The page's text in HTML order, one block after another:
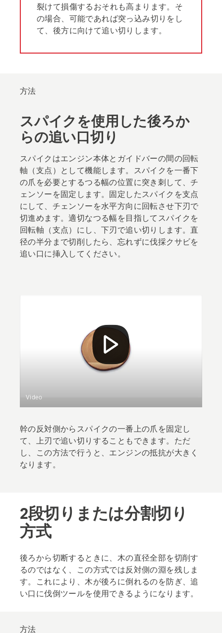
裂けて損傷するおそれも高まります。そ
の場合、可能であれば突っ込み切りをし
て、後方に向けて追い切りします。
方法
スパイクを使用した後ろか
らの追い口切り
スパイクはエンジン本体とガイドバーの間の回転
軸（支点）として機能します。スパイクを一番下
の爪を必要とするつる幅の位置に突き刺して、チ
ェンソーを固定します。固定したスパイクを支点
にして、チェンソーを水平方向に回転させ下刃で
切進めます。適切なつる幅を目指してスパイクを
回転軸（支点）にし、下刃で追い切りします。直
径の半分まで切削したら、忘れずに伐採クサビを
追い口に挿入してください。
Video
幹の反対側からスパイクの一番上の爪を固定し
て、上刃で追い切りすることもできます。ただ
し、この方法で行うと、エンジンの抵抗が大きく
なります。
2段切りまたは分割切り
方式
後ろから切断するときに、木の直径全部を切削す
るのではなく、この方式では反対側の淵を残しま
す。これにより、木が後ろに倒れるのを防ぎ、追
い口に伐倒ツールを使用できるようになります。
方法